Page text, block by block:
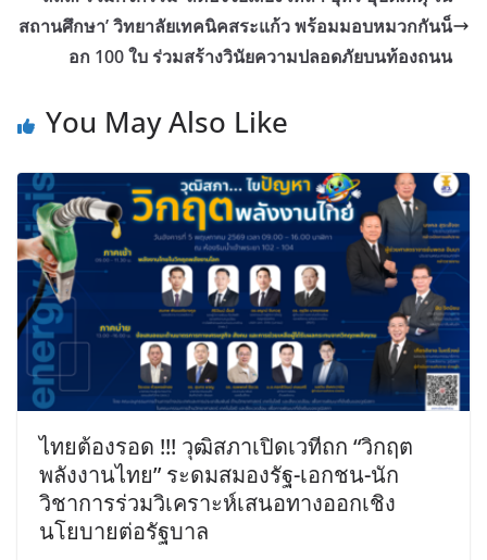
สถานศึกษา’ วิทยาลัยเทคนิคสระแก้ว พร้อมมอบหมวกกันน็
อก 100 ใบ ร่วมสร้างวินัยความปลอดภัยบนท้องถนน
You May Also Like
ไทยต้องรอด !!! วุฒิสภาเปิดเวทีถก “วิกฤต
พลังงานไทย” ระดมสมองรัฐ-เอกชน-นัก
วิชาการร่วมวิเคราะห์เสนอทางออกเชิง
นโยบายต่อรัฐบาล